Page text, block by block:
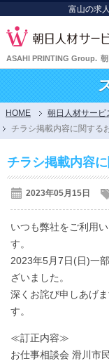
富山の求
ASAHI PRINTING Group.
HOME
朝日人材サービ
チラシ掲載内容に関する
チラシ掲載内容
2023年05月15日
いつも弊社をご利用
す。
2023年5月7日(日)一
ざいました。
深くお詫び申しあげ
す。
≪訂正内容≫
お仕事相談会 滑川市